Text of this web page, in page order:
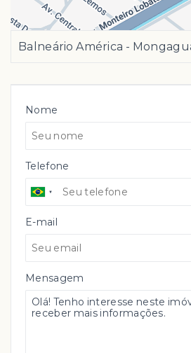
Nome
Telefone
E-mail
Mensagem
Balneário América -